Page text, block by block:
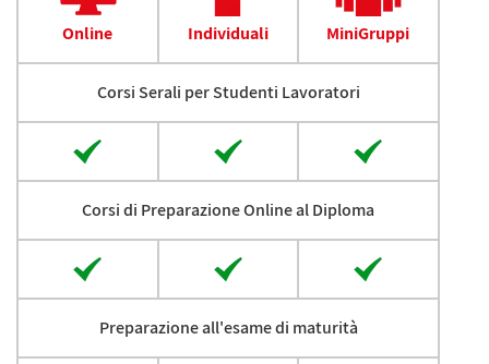
Online Individuali MiniGruppi
Corsi Serali per Studenti Lavoratori
Corsi di Preparazione Online al Diploma
Preparazione all'esame di maturità